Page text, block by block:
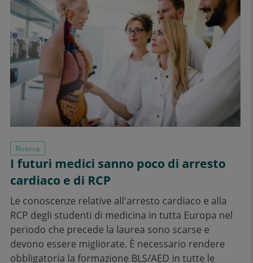
Ricerca
I futuri medici sanno poco di arresto
cardiaco e di RCP
Le conoscenze relative all'arresto cardiaco e alla
RCP degli studenti di medicina in tutta Europa nel
periodo che precede la laurea sono scarse e
devono essere migliorate. È necessario rendere
obbligatoria la formazione BLS/AED in tutte le